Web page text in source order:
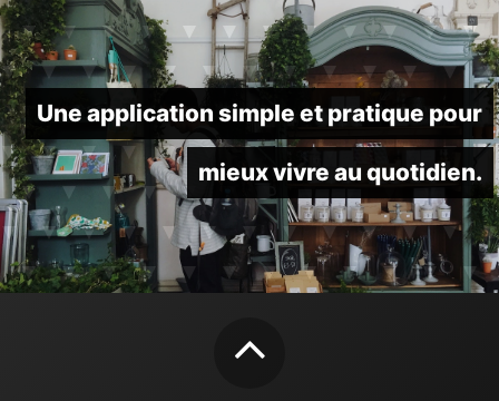
Une application simple et pratique pour
mieux vivre au quotidien.